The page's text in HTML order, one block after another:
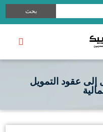
بحث
إلى عقود التمويل